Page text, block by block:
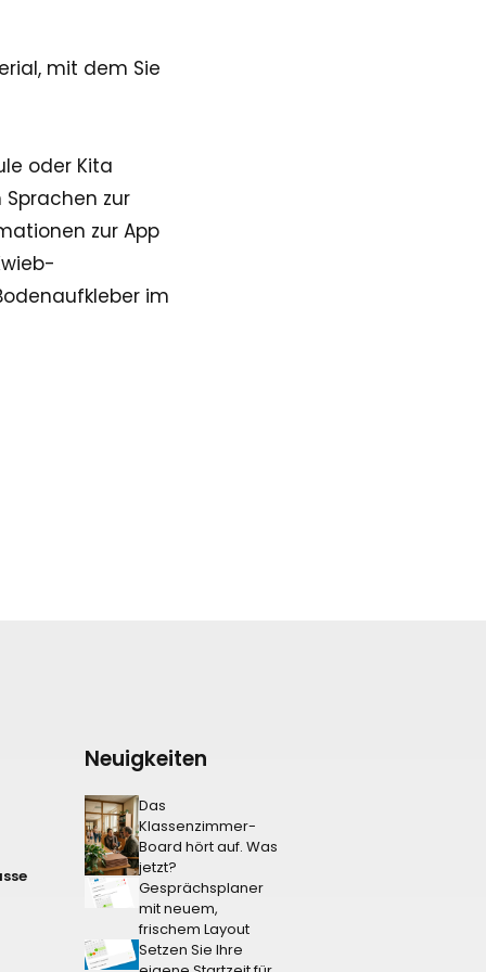
mit dem Sie
oder Kita
zur
zur App
im
Neuigkeiten
Das
Klassenzimmer-
Board hört auf. Was
jetzt?
Gesprächsplaner
mit neuem,
frischem Layout
Setzen Sie Ihre